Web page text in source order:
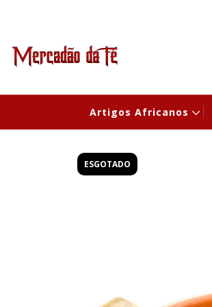
Artigos Africanos
ESGOTADO